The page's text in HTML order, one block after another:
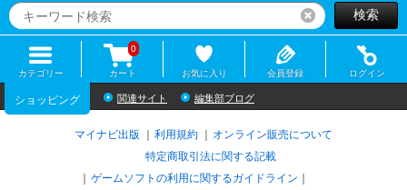
リセット検索
カテゴリー カート
0
お気に入り 会員登録 ログイン
ショッピング 関連サイト 編集部ブログ
マイナビ出版 利用規約
オンライン販売について
特定商取引法に関する記載
ゲームソフトの利用に関するガイドライン